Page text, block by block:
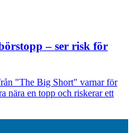
– ser risk för
"The Big Short" varnar för
nära en topp och riskerar ett